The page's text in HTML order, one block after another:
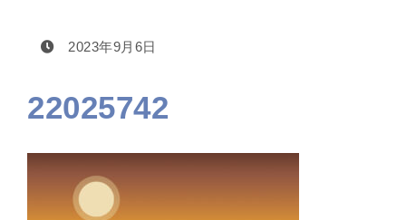
2023年9月6日
22025742